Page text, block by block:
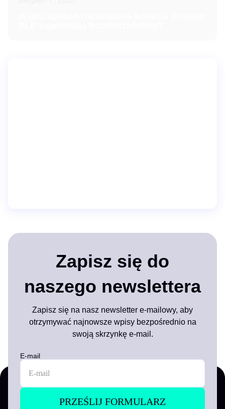
Zapisz się do
naszego newslettera
Zapisz się na nasz newsletter e-mailowy, aby
otrzymywać najnowsze wpisy bezpośrednio na
swoją skrzynkę e-mail.
E-mail